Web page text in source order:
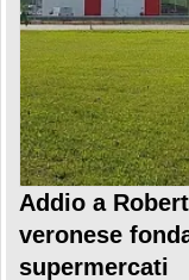
Addio a
veronese
supermercati